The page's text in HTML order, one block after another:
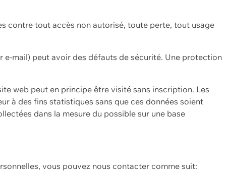
contre tout accès non autorisé, toute perte, tout usage
mail) peut avoir des défauts de sécurité. Une protection
web peut en principe être visité sans inscription. Les
à des fins statistiques sans que ces données soient
dans la mesure du possible sur une base
vous pouvez nous contacter comme suit: